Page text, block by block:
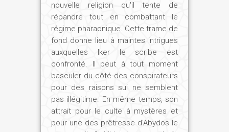
Sésostris III est donc arrivé au pouvoir,
quels étaient ses projets ?
Ch. J. :Sésostris III est bien connu grâce
à un assez grand nombre de statues, qui
traduisent un caractère austère, sévère,
autoritaire, et sans illusions sur la nature
humaine. Les immenses oreilles de ce
géant (selon l'historien Manéthon) sont à
l'écoute de la parole des dieux et des
nouvelle religion qu'il tente de
répandre tout en combattant le
régime pharaonique. Cette trame de
fond donne lieu à maintes intrigues
auxquelles Iker le scribe est
confronté. Il peut à tout moment
basculer du côté des conspirateurs
pour des raisons sui ne semblent
pas illégitime. En même temps, son
attrait pour le culte à mystères et
pour une des prêtresse d'Abydos le